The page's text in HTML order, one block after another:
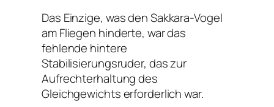
Das Einzige, was den Sakkara-Vogel
am Fliegen hinderte, war das
fehlende hintere
Stabilisierungsruder, das zur
Aufrechterhaltung des
Gleichgewichts erforderlich war.